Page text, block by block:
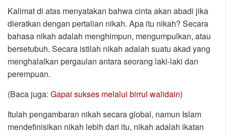
Kalimat di atas menyatakan bahwa cinta akan abadi jika
dieratkan dengan pertalian nikah. Apa itu nikah? Secara
bahasa nikah adalah menghimpun, mengumpulkan, atau
bersetubuh. Secara istilah nikah adalah suatu akad yang
menghalalkan pergaulan antara seorang laki-laki dan
perempuan.
(Baca juga: Gapai sukses melalui birrul walidain)
Itulah pengambaran nikah secara global, namun Islam
mendefinisikan nikah lebih dari itu, nikah adalah ikatan